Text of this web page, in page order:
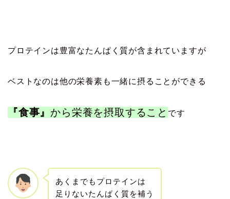
プロテインは豊富なたんぱく質が含まれていますが
ベストなのは他の栄養素も一緒に摂ることができる
『食事』 から栄養を摂取すること です
あくまでもプロテインは
足りないたんぱく質を補う